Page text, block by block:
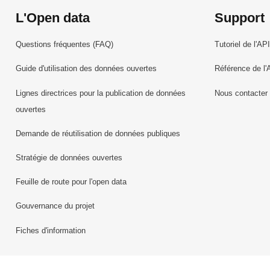
L'Open data
Questions fréquentes (FAQ)
Guide d'utilisation des données ouvertes
Lignes directrices pour la publication de données
ouvertes
Demande de réutilisation de données publiques
Stratégie de données ouvertes
Feuille de route pour l'open data
Gouvernance du projet
Fiches d'information
Support
Tutoriel de l'API
Référence de
Nous contacter